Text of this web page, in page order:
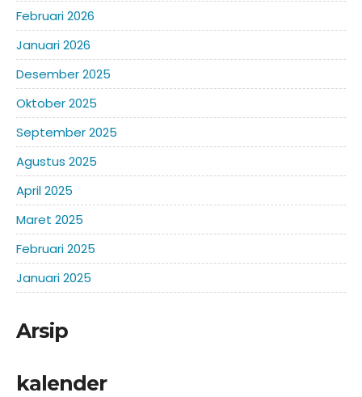
Februari 2026
Januari 2026
Desember 2025
Oktober 2025
September 2025
Agustus 2025
April 2025
Maret 2025
Februari 2025
Januari 2025
Arsip
kalender